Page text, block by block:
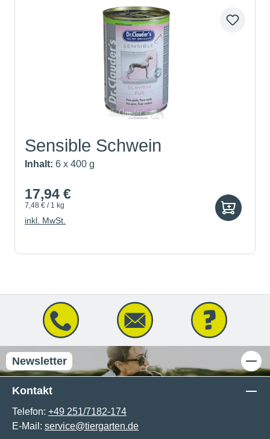
Sensible Schwein
Inhalt: 6 x 400 g
17,94 €
7,48 € / 1 kg
inkl. MwSt.
Newsletter
Kontakt
Telefon: +49 251/7182-174
E-Mail: service@tiergarten.de